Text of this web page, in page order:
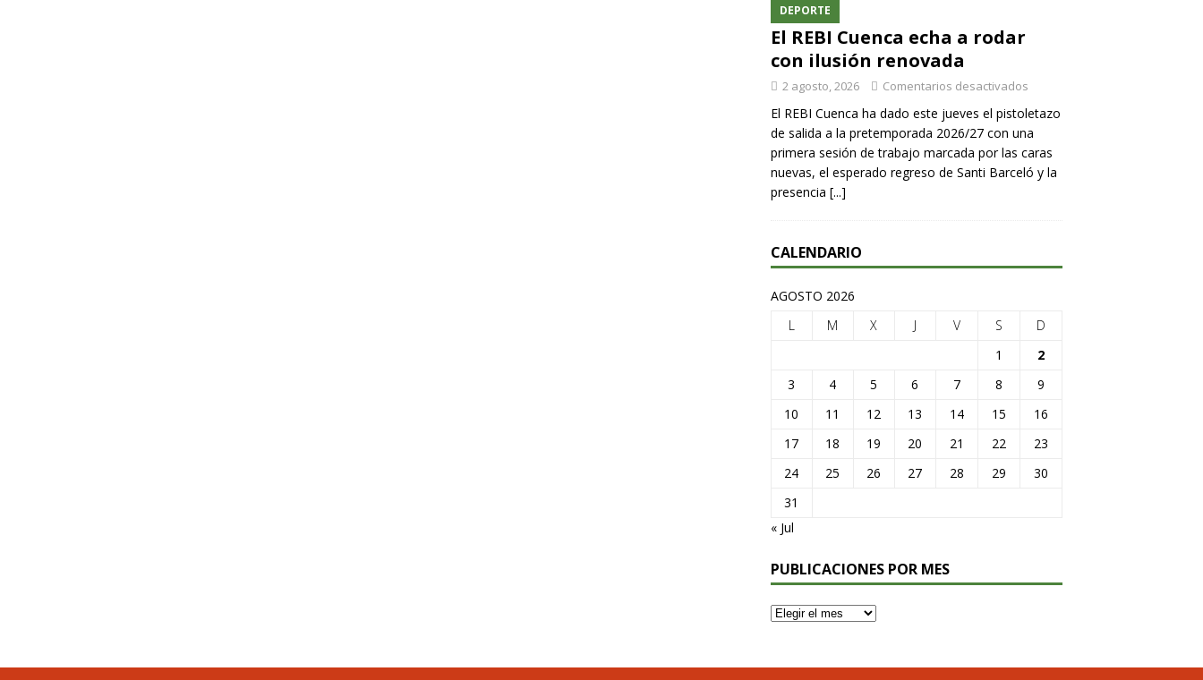
DEPORTE
El REBI Cuenca echa a rodar
con ilusión renovada
2 agosto, 2026 Comentarios desactivados
El REBI Cuenca ha dado este jueves el pistoletazo
de salida a la pretemporada 2026/27 con una
primera sesión de trabajo marcada por las caras
nuevas, el esperado regreso de Santi Barceló y la
presencia [...]
CALENDARIO
AGOSTO 2026
L
M X J V S
D
1
2
3
4 5 6 7 8
9
10
11 12 13 14 15
16
17
18 19 20 21 22
23
24
25 26 27 28 29
30
31
« Jul
PUBLICACIONES POR MES